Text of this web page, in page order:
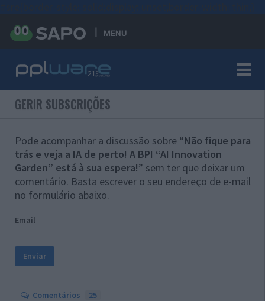
MENU
GERIR SUBSCRIÇÕES
Pode acompanhar a discussão sobre “Não fique para
trás e veja a IA de perto! A BPI “AI Innovation
Garden” está à sua espera!” sem ter que deixar um
comentário. Basta escrever o seu endereço de e-mail
no formulário abaixo.
Email
Comentários 25